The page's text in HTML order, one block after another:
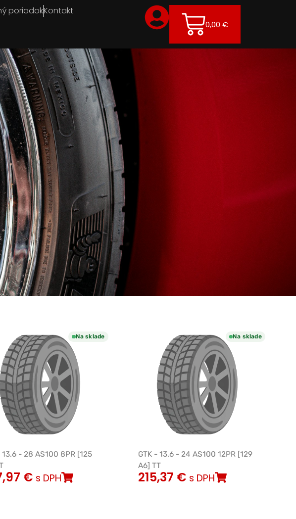
poriadokKontakt
0,00 €
Na sklade
13.6 - 28 AS100 8PR [125
€ s DPH
Na sklade
GTK - 13.6 - 24 AS100 12PR [129
A6] TT
215,37 € s DPH